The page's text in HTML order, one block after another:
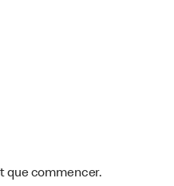
que commencer.